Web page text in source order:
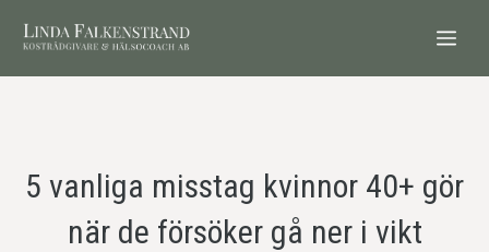
innehåll
5 vanliga misstag kvinnor 40+ gör
när de försöker gå ner i vikt